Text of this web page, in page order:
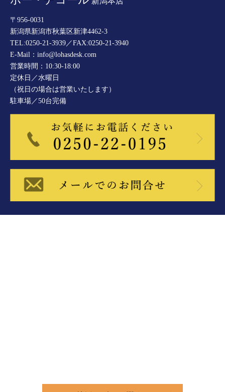
〒956-0031
新潟県新潟市秋葉区新津4462-3
TEL:0250-21-3939／FAX:0250-21-3940
E-Mail：info@lohasdesk.com
営業時間：10:30-18:00
定休日／水曜日
（祝日の場合は営業いたします）
駐車場／50台完備